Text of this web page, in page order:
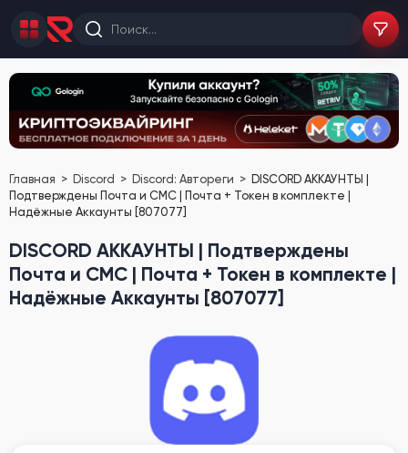
Главная Discord Discord: Автореги
DISCORD АККАУНТЫ |
Подтверждены Почта и СМС | Почта + Токен в комплекте |
Надёжные Аккаунты [807077]
DISCORD АККАУНТЫ | Подтверждены
Почта и СМС | Почта + Токен в комплекте |
Надёжные Аккаунты [807077]